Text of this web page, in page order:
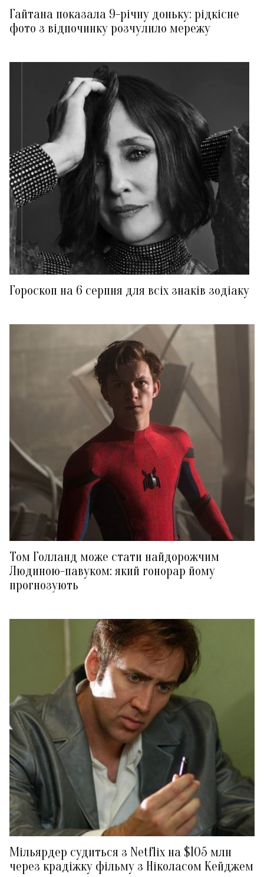
Гайтана показала 9-річну доньку: рідкісне
фото з відпочинку розчулило мережу
Гороскоп на 6 серпня для всіх знаків зодіаку
Том Голланд може стати найдорожчим
Людиною-павуком: який гонорар йому
прогнозують
Мільярдер судиться з Netflix на $105 млн
через крадіжку фільму з Ніколасом Кейджем